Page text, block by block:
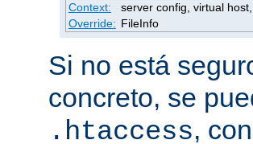
Context:
server config, virtual
Override: FileInfo
Si no está
concreto, se
.htaccess,